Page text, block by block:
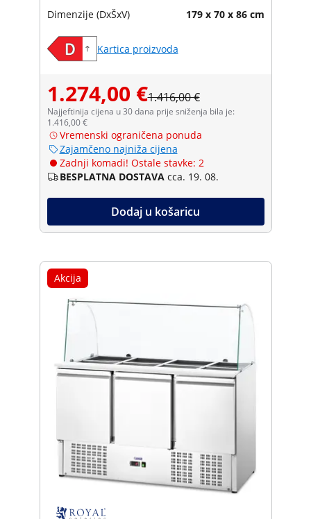
Dimenzije (DxŠxV) 179 x 70 x 86 cm
Kartica proizvoda
1.274,00 €1.416,00 €
Najjeftinija cijena u 30 dana prije sniženja bila je:
1.416,00 €
Vremenski ograničena ponuda
Zajamčeno najniža cijena
Zadnji komadi! Ostale stavke: 2
BESPLATNA DOSTAVA cca. 19. 08.
Dodaj u košaricu
Akcija